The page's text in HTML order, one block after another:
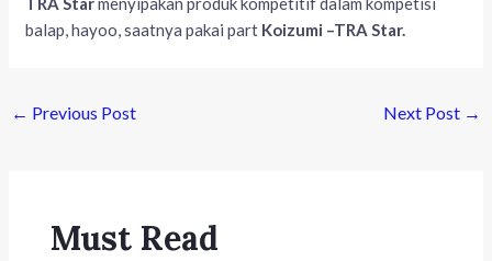
balap, hayoo, saatnya pakai part Koizumi –TRA Star.
← Previous Post Next Post →
Must Read